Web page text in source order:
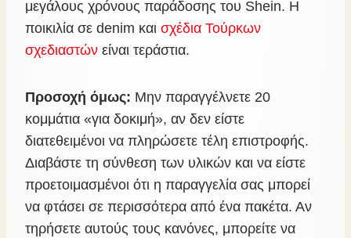
μεγάλους χρόνους παράδοσης του Shein. Η
ποικιλία σε denim και σχέδια Τούρκων
σχεδιαστών είναι τεράστια.
Προσοχή όμως: Μην παραγγέλνετε 20
κομμάτια «για δοκιμή», αν δεν είστε
διατεθειμένοι να πληρώσετε τέλη επιστροφής.
Διαβάστε τη σύνθεση των υλικών και να είστε
προετοιμασμένοι ότι η παραγγελία σας μπορεί
να φτάσει σε περισσότερα από ένα πακέτα. Αν
τηρήσετε αυτούς τους κανόνες, μπορείτε να